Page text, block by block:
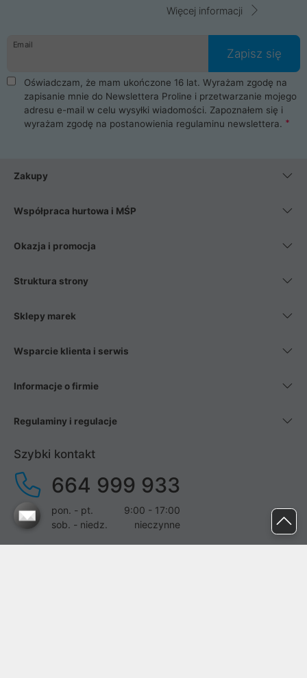
Więcej informacji
Email
Zapisz się
Oświadczam, że mam ukończone 16 lat. Wyrażam zgodę na
zapisanie mnie do Newslettera Proline i przetwarzanie mojego
adresu e-mail w celu wysyłki wiadomości. Zapoznałem się i
wyrażam zgodę na postanowienia regulaminu newslettera.
Zakupy
Współpraca hurtowa i MŚP
Okazja i promocja
Struktura strony
Sklepy marek
Wsparcie klienta i serwis
Informacje o firmie
Regulaminy i regulacje
Szybki kontakt
664 999 933
pon. - pt.
9:00 - 17:00
sob. - niedz.
nieczynne